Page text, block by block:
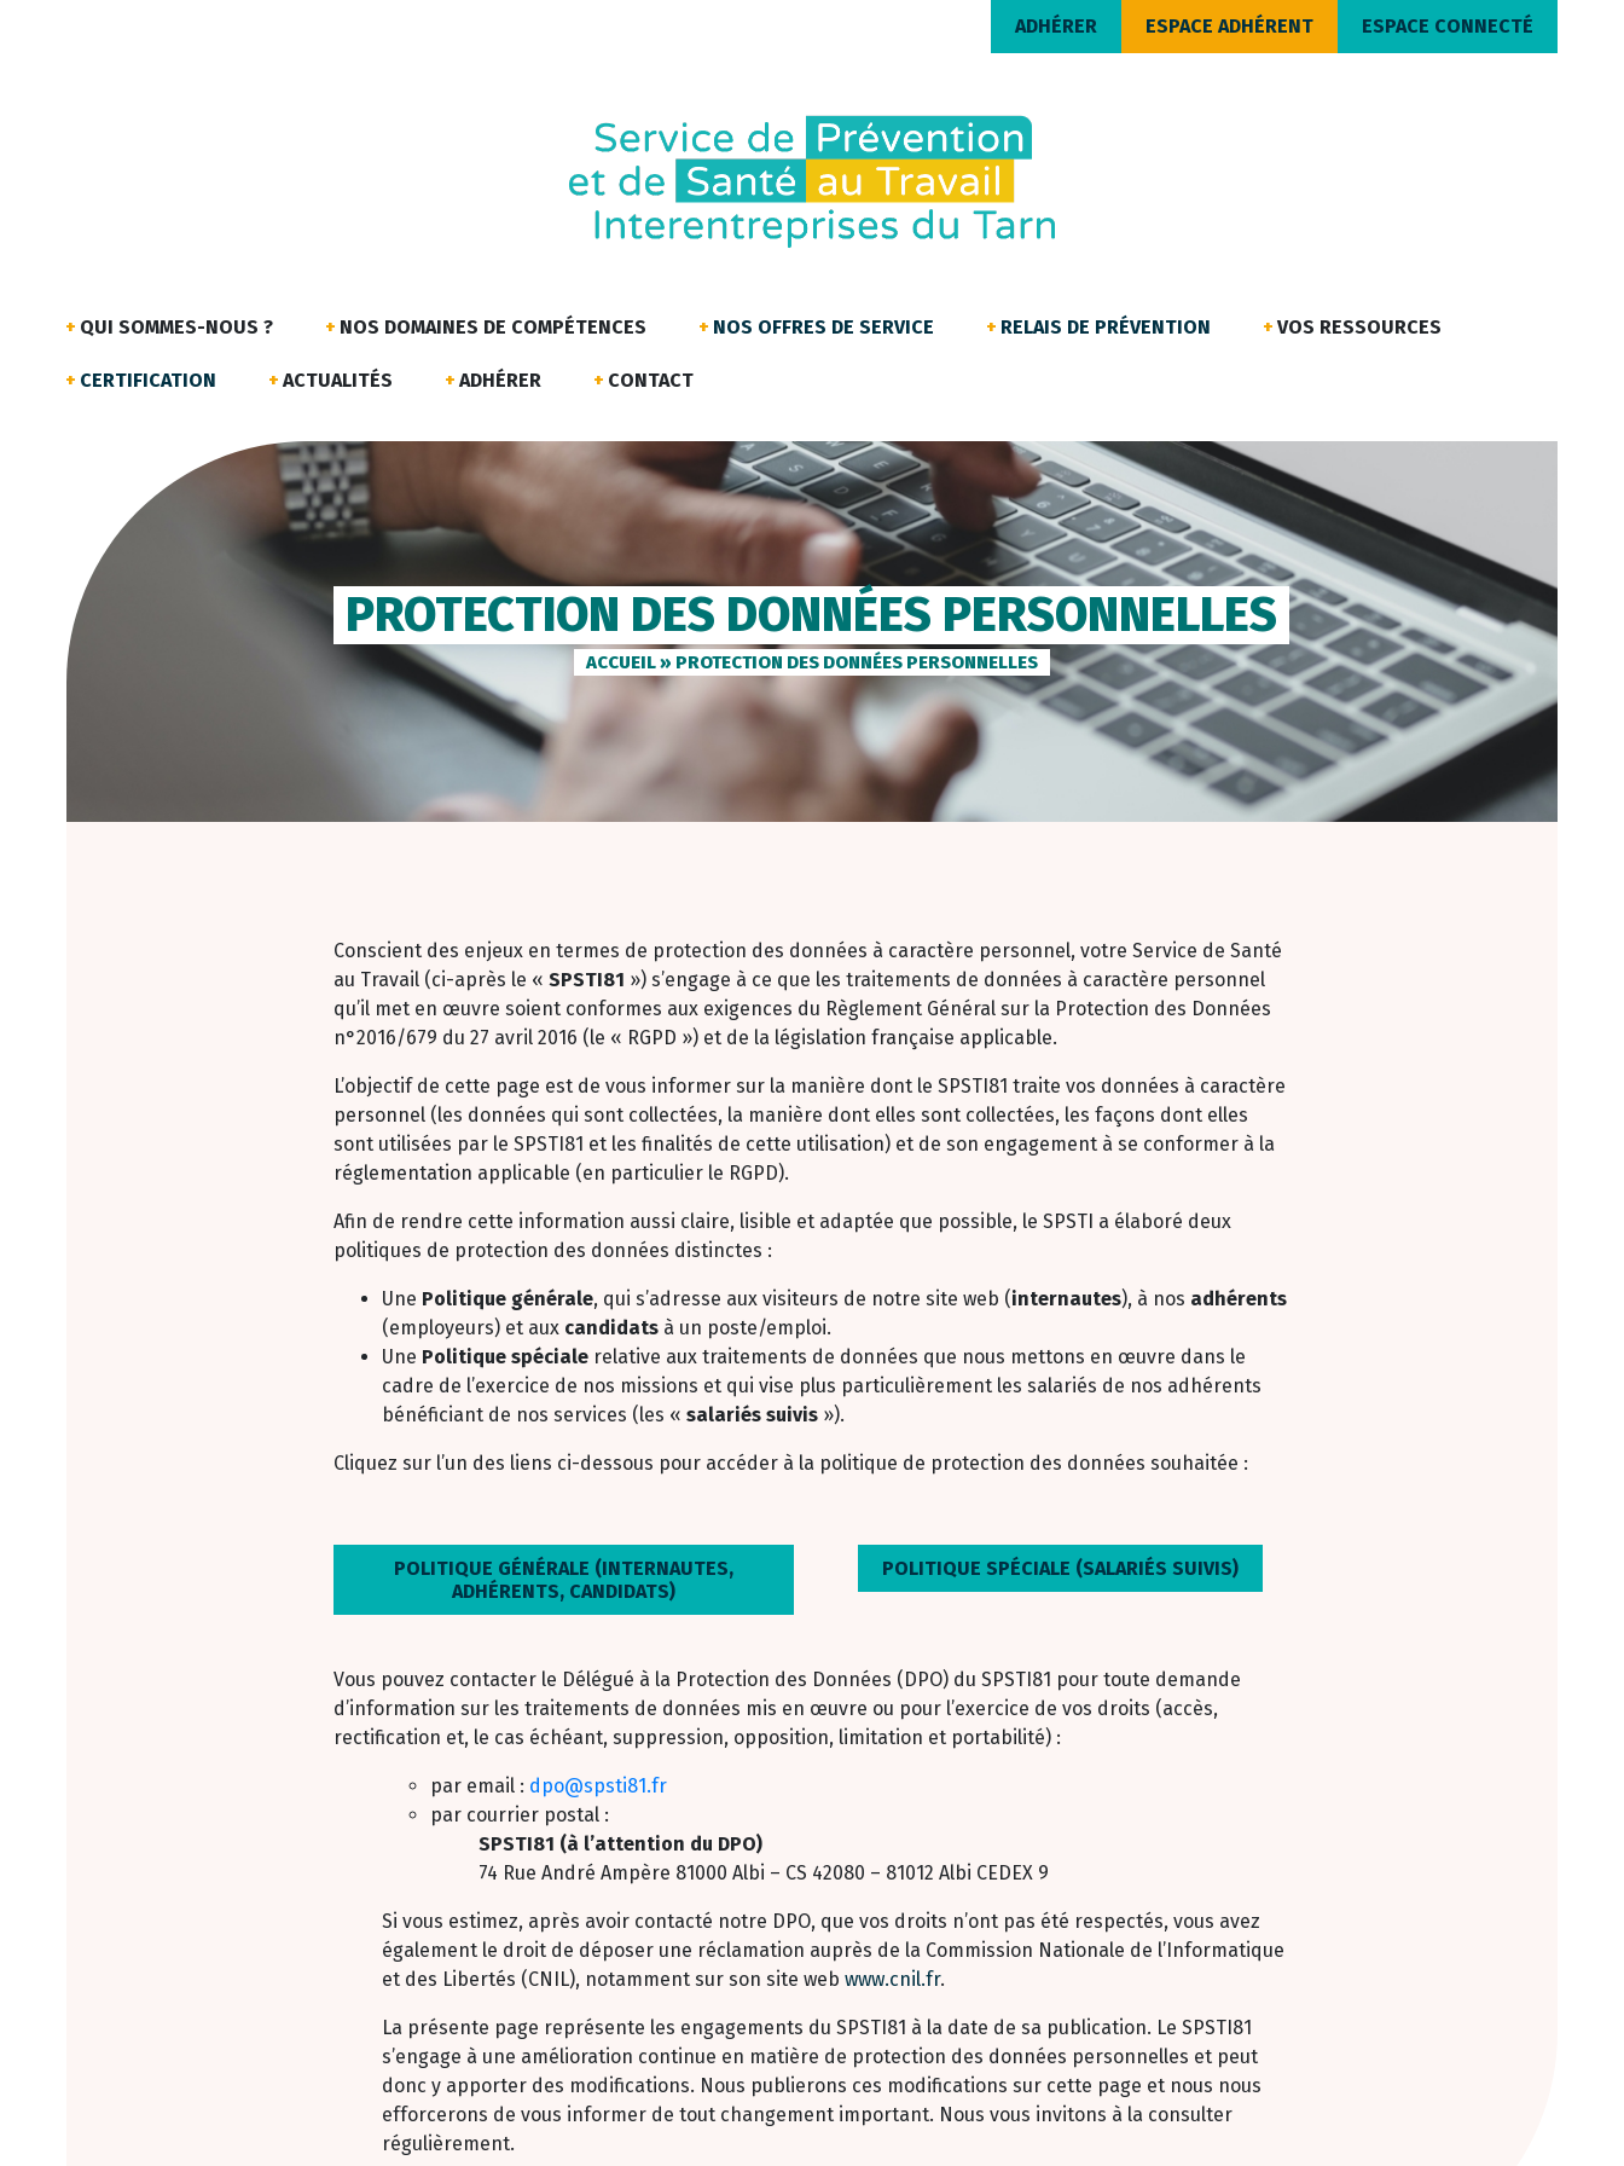
ADHÉRER ESPACE ADHÉRENT ESPACE CONNECTÉ
QUI SOMMES-NOUS ? NOS DOMAINES DE COMPÉTENCES NOS OFFRES DE SERVICE RELAIS DE PRÉVENTION VOS RESSOURCES
CERTIFICATION ACTUALITÉS ADHÉRER CONTACT
PROTECTION DES DONNÉES PERSONNELLES
ACCUEIL» PROTECTION DES DONNÉES PERSONNELLES
Conscient des enjeux en termes de protection des données à caractère personnel, votre Service de Santé
au Travail (ci-après le « SPSTI81 ») s’engage à ce que les traitements de données à caractère personnel
qu’il met en œuvre soient conformes aux exigences du Règlement Général sur la Protection des Données
n°2016/679 du 27 avril 2016 (le « RGPD ») et de la législation française applicable.
L’objectif de cette page est de vous informer sur la manière dont le SPSTI81 traite vos données à caractère
personnel (les données qui sont collectées, la manière dont elles sont collectées, les façons dont elles
sont utilisées par le SPSTI81 et les finalités de cette utilisation) et de son engagement à se conformer à la
réglementation applicable (en particulier le RGPD).
Afin de rendre cette information aussi claire, lisible et adaptée que possible, le SPSTI a élaboré deux
politiques de protection des données distinctes :
Une Politique générale, qui s’adresse aux visiteurs de notre site web (internautes), à nos adhérents
(employeurs) et aux candidatsà un poste/emploi.
Une Politique spécialerelative aux traitements de données que nous mettons en œuvre dans le
cadre de l’exercice de nos missions et qui vise plus particulièrement les salariés de nos adhérents
bénéficiant de nos services (les « salariés suivis»).
Cliquez sur l’un des liens ci-dessous pour accéder à la politique de protection des données souhaitée :
POLITIQUE GÉNÉRALE (INTERNAUTES,
ADHÉRENTS, CANDIDATS)
POLITIQUE SPÉCIALE (SALARIÉS SUIVIS)
Vous pouvez contacter le Délégué à la Protection des Données (DPO) du SPSTI81 pour toute demande
d’information sur les traitements de données mis en œuvre ou pour l’exercice de vos droits (accès,
rectification et, le cas échéant, suppression, opposition, limitation et portabilité) :
par email : dpo@spsti81.fr
par courrier postal :
SPSTI81 (à l’attention du DPO)
74 Rue André Ampère 81000 Albi – CS 42080 – 81012 Albi CEDEX 9
Si vous estimez, après avoir contacté notre DPO, que vos droits n’ont pas été respectés, vous avez
également le droit de déposer une réclamation auprès de la Commission Nationale de l’Informatique
et des Libertés (CNIL), notamment sur son site web www.cnil.fr.
La présente page représente les engagements du SPSTI81 à la date de sa publication. Le SPSTI81
s’engage à une amélioration continue en matière de protection des données personnelles et peut
donc y apporter des modifications. Nous publierons ces modifications sur cette page et nous nous
efforcerons de vous informer de tout changement important. Nous vous invitons à la consulter
régulièrement.